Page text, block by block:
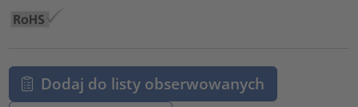
Dodaj do listy obserwowanych